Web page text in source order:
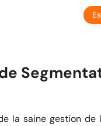
la saine gestion